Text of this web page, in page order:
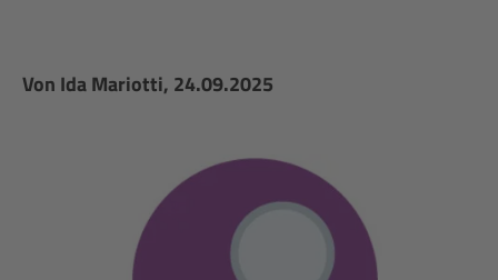
Von Ida Mariotti, 24.09.2025